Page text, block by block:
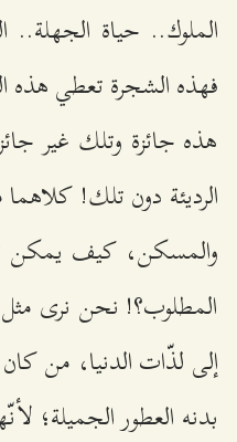
الملوك.. حياة الجهلة..
فهذه الشجرة تعطي هذه
هذه جائزة وتلك غير
الرديئة دون تلك!
والمسكن، كيف يمكن
المطلوب؟! نحن نرى مثل
إلى لذّات الدنيا، من كان
بدنه العطور الجميلة؛